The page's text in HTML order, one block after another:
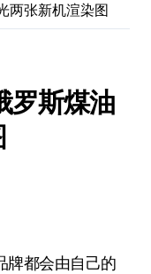
两张新机渲染图
罗斯煤油